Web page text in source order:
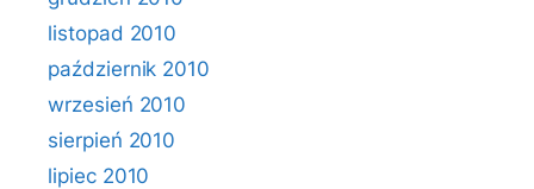
listopad 2010
październik 2010
wrzesień 2010
sierpień 2010
lipiec 2010